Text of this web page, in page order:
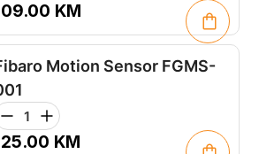
KM
Motion Sensor FGMS-
KM